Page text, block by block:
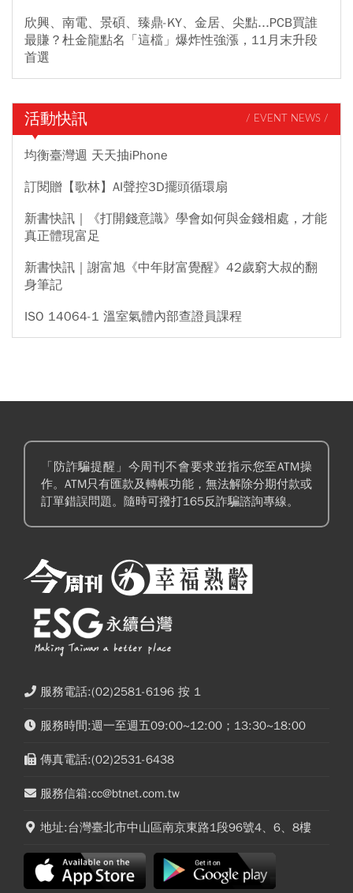
欣興、南電、景碩、臻鼎-KY、金居、尖點...PCB買誰
最賺？杜金龍點名「這檔」爆炸性強漲，11月末升段
首選
活動快訊 / EVENT NEWS /
均衡臺灣週 天天抽iPhone
訂閱贈【歌林】AI聲控3D擺頭循環扇
新書快訊｜《打開錢意識》學會如何與金錢相處，才能
真正體現富足
新書快訊｜謝富旭《中年財富覺醒》42歲窮大叔的翻
身筆記
ISO 14064-1 溫室氣體內部查證員課程
「防詐騙提醒」今周刊不會要求並指示您至ATM操
作。ATM只有匯款及轉帳功能，無法解除分期付款或
訂單錯誤問題。隨時可撥打165反詐騙諮詢專線。
服務電話:(02)2581-6196 按 1
服務時間:週一至週五09:00~12:00；13:30~18:00
傳真電話:(02)2531-6438
服務信箱:cc@btnet.com.tw
地址:台灣臺北市中山區南京東路1段96號4、6、8樓